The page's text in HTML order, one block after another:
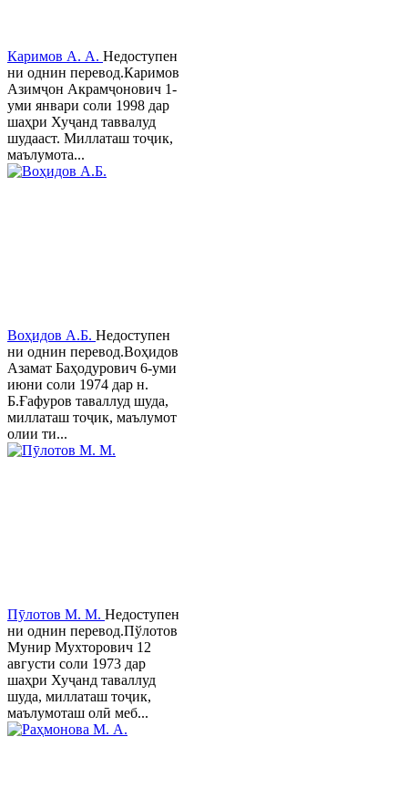
Каримов А. А. Недоступен
ни однин перевод.Каримов
Азимҷон Акрамҷонович 1-
уми январи соли 1998 дар
шаҳри Хуҷанд таввалуд
шудааст. Миллаташ тоҷик,
маълумота...
Воҳидов А.Б. Недоступен
ни однин перевод.Воҳидов
Азамат Баҳодурович 6-уми
июни соли 1974 дар н.
Б.Ғафуров таваллуд шуда,
миллаташ тоҷик, маълумот
олии ти...
Пӯлотов М. М. Недоступен
ни однин перевод.Пўлотов
Мунир Мухторович 12
августи соли 1973 дар
шаҳри Хуҷанд таваллуд
шуда, миллаташ тоҷик,
маълумоташ олӣ меб...